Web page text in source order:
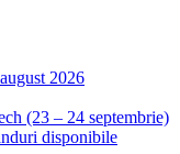
2026
(23 – 24 septembrie)
disponibile